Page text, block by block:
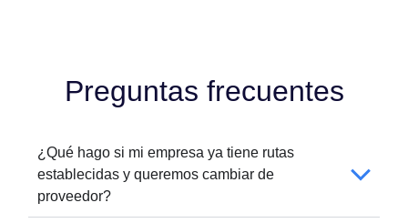
Preguntas frecuentes
¿Qué hago si mi empresa ya tiene rutas
establecidas y queremos cambiar de
proveedor?